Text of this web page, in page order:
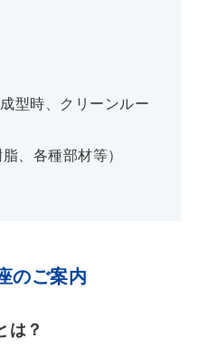
型時、クリーンルー
、各種部材等）
のご案内
は？